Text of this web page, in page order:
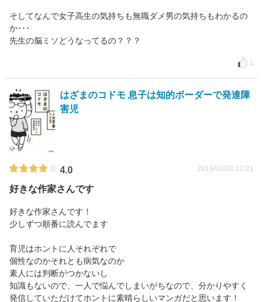
そしてなんで女子高生の気持ちも無職ダメ男の気持ちもわかるの
か･･･
先生の脳ミソどうなってるの？？？
1
はざまのコドモ 息子は知的ボーダーで発達障
害児
4.0 2019/03/20 22:21
好きな作家さんです
好きな作家さんです！
少しずつ順番に読んでます
育児はホントに人それぞれで
個性なのかそれとも病気なのか
素人には判断がつかないし
知識もないので、一人で悩んでしまいがちなので、分かりやすく
発信していただけてホントに素晴らしいマンガだと思います！